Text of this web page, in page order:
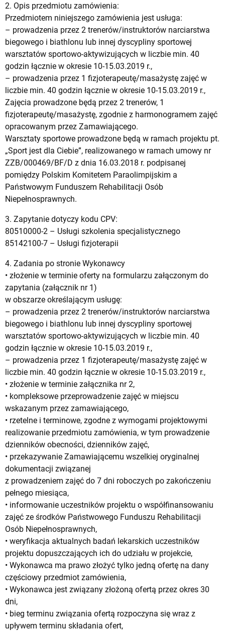
2. Opis przedmiotu zamówienia:
Przedmiotem niniejszego zamówienia jest usługa:
– prowadzenia przez 2 trenerów/instruktorów narciarstwa
biegowego i biathlonu lub innej dyscypliny sportowej
warsztatów sportowo-aktywizujących w liczbie min. 40
godzin łącznie w okresie 10-15.03.2019 r.,
– prowadzenia przez 1 fizjoterapeutę/masażystę zajęć w
liczbie min. 40 godzin łącznie w okresie 10-15.03.2019 r.,
Zajęcia prowadzone będą przez 2 trenerów, 1
fizjoterapeutę/masażystę, zgodnie z harmonogramem zajęć
opracowanym przez Zamawiającego.
Warsztaty sportowe prowadzone będą w ramach projektu pt.
„Sport jest dla Ciebie”, realizowanego w ramach umowy nr
ZZB/000469/BF/D z dnia 16.03.2018 r. podpisanej
pomiędzy Polskim Komitetem Paraolimpijskim a
Państwowym Funduszem Rehabilitacji Osób
Niepełnosprawnych.
3. Zapytanie dotyczy kodu CPV:
80510000-2 – Usługi szkolenia specjalistycznego
85142100-7 – Usługi fizjoterapii
4. Zadania po stronie Wykonawcy
• złożenie w terminie oferty na formularzu załączonym do
zapytania (załącznik nr 1)
w obszarze określającym usługę:
– prowadzenia przez 2 trenerów/instruktorów narciarstwa
biegowego i biathlonu lub innej dyscypliny sportowej
warsztatów sportowo-aktywizujących w liczbie min. 40
godzin łącznie w okresie 10-15.03.2019 r.,
– prowadzenia przez 1 fizjoterapeutę/masażystę zajęć w
liczbie min. 40 godzin łącznie w okresie 10-15.03.2019 r.,
• złożenie w terminie załącznika nr 2,
• kompleksowe przeprowadzenie zajęć w miejscu
wskazanym przez zamawiającego,
• rzetelne i terminowe, zgodne z wymogami projektowymi
realizowanie przedmiotu zamówienia, w tym prowadzenie
dzienników obecności, dzienników zajęć,
• przekazywanie Zamawiającemu wszelkiej oryginalnej
dokumentacji związanej
z prowadzeniem zajęć do 7 dni roboczych po zakończeniu
pełnego miesiąca,
• informowanie uczestników projektu o współfinansowaniu
zajęć ze środków Państwowego Funduszu Rehabilitacji
Osób Niepełnosprawnych,
• weryfikacja aktualnych badań lekarskich uczestników
projektu dopuszczających ich do udziału w projekcie,
• Wykonawca ma prawo złożyć tylko jedną ofertę na dany
częściowy przedmiot zamówienia,
• Wykonawca jest związany złożoną ofertą przez okres 30
dni,
• bieg terminu związania ofertą rozpoczyna się wraz z
upływem terminu składania ofert,